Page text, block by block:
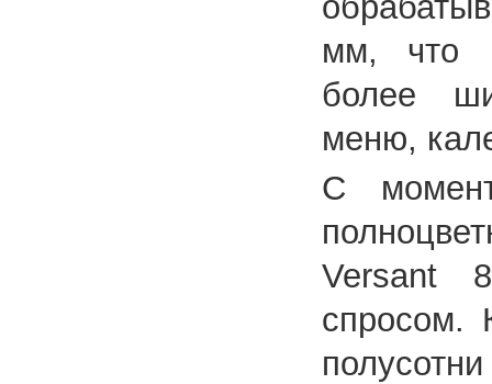
мм, что
более
меню,
С
Versant
спросом.